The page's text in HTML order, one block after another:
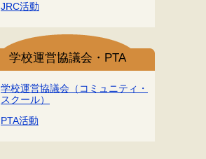
JRC活動
学校運営協議会・PTA
学校運営協議会（コミュニティ・
スクール）
PTA活動